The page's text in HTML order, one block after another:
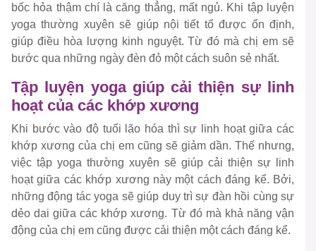
bốc hỏa thậm chí là căng thẳng, mất ngủ. Khi tập luyện
yoga thường xuyên sẽ giúp nội tiết tố được ổn định,
giúp điều hòa lượng kinh nguyệt. Từ đó mà chị em sẽ
bước qua những ngày đèn đỏ một cách suôn sẻ nhất.
Tập luyện yoga giúp cải thiện sự linh
hoạt của các khớp xương
Khi bước vào độ tuổi lão hóa thì sự linh hoạt giữa các
khớp xương của chị em cũng sẽ giảm dần. Thế nhưng,
việc tập yoga thường xuyên sẽ giúp cải thiện sự linh
hoạt giữa các khớp xương này một cách đáng kể. Bởi,
những động tác yoga sẽ giúp duy trì sự đàn hồi cùng sự
dẻo dai giữa các khớp xương. Từ đó mà khả năng vận
động của chị em cũng được cải thiện một cách đáng kể.